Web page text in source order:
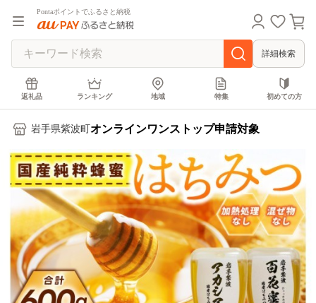
Pontaポイントでふるさと納税
詳細検索
返礼品 ランキング 地域 特集 初めての方
岩手県紫波町 オンラインワンストップ申請対象